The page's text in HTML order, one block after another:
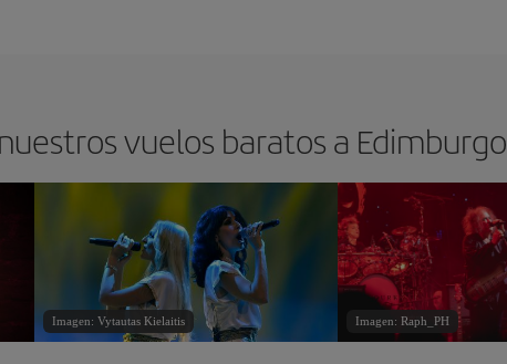
vuelos baratos a Edimburgo
Imagen: Vytautas Kielaitis Imagen: Raph_PH